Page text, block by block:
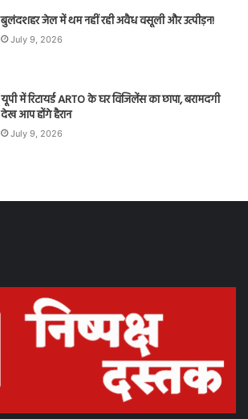
बुलंदशहर जेल में थम नहीं रही अवैध वसूली और उत्पीड़न!
July 9, 2026
यूपी में रिटायर्ड ARTO के घर विजिलेंस का छापा, बरामदगी
देख आप होंगे हैरान
July 9, 2026